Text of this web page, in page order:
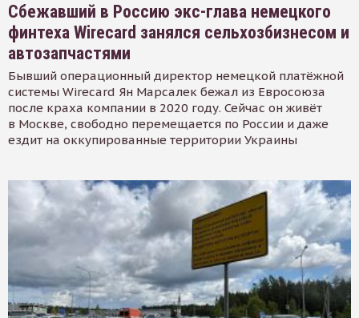
Сбежавший в Россию экс-глава немецкого
финтеха Wirecard занялся сельхозбизнесом и
автозапчастями
Бывший операционный директор немецкой платёжной
системы Wirecard Ян Марсалек бежал из Евросоюза
после краха компании в 2020 году. Сейчас он живёт
в Москве, свободно перемещается по России и даже
ездит на оккупированные территории Украины